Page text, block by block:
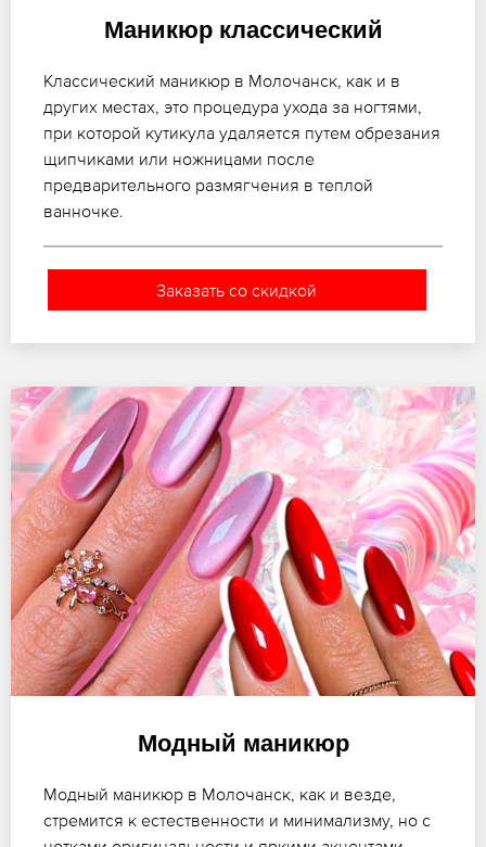
Маникюр классический
Классический маникюр в Молочанск, как и в
других местах, это процедура ухода за ногтями,
при которой кутикула удаляется путем обрезания
щипчиками или ножницами после
предварительного размягчения в теплой
ванночке.
Заказать со скидкой
Модный маникюр
Модный маникюр в Молочанск, как и везде,
стремится к естественности и минимализму, но с